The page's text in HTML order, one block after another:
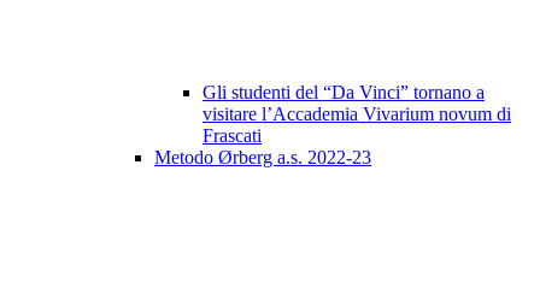
Gli studenti del “Da Vinci” tornano a
visitare l’Accademia Vivarium novum di
Frascati
Metodo Ørberg a.s. 2022-23